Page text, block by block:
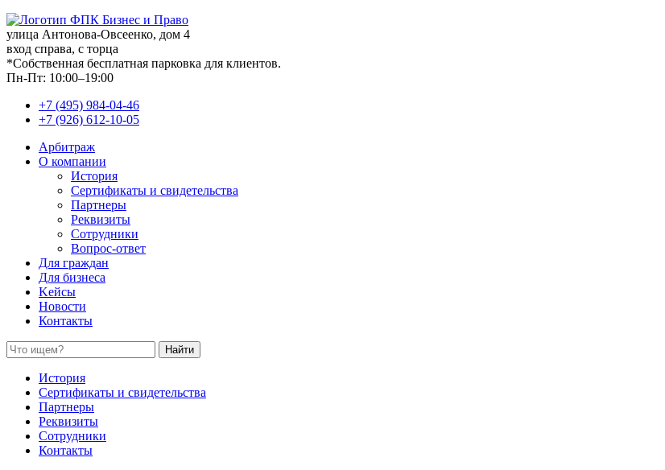
улица Антонова-Овсеенко, дом 4
вход справа, с торца
*Собственная бесплатная парковка для клиентов.
Пн-Пт: 10:00–19:00
+7 (495) 984-04-46
+7 (926) 612-10-05
Арбитраж
О компании
История
Сертификаты и свидетельства
Партнеры
Реквизиты
Сотрудники
Вопрос-ответ
Для граждан
Для бизнеса
Kейсы
Новости
Контакты
История
Сертификаты и свидетельства
Партнеры
Реквизиты
Сотрудники
Контакты